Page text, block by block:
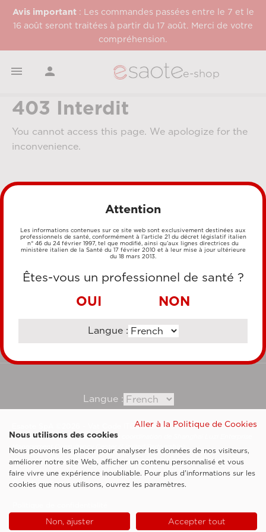
Avis important: Les commandes passées entre le 7 et le
16 août seront traitées à partir du 17 août. Merci de votre
compréhension.
  e-shop
403 Interdit
You cannot access this page. We apologize for the
inconvenience.
MÉTHODES DE PAIEMENT
VIREMENT BANCAIRE
Langue :
Esaote SpA ©2026 - Vat Code IT05131180969
Société soumise à la gestion et à la coordination de Shanghai Luzi Enterprise
Management Consultancy Center (Limited Partnership)
Clauses légales
Cookie Policy
Attention
Les informations contenues sur ce site web sont exclusivement destinées aux
professionnels de santé, conformément à l’article 21 du décret législatif italien
n° 46 du 24 février 1997, tel que modifié, ainsi qu’aux lignes directrices du
ministère italien de la Santé du 17 février 2010 et à leur mise à jour ultérieure
du 18 mars 2013.
Êtes-vous un professionnel de santé ?
OUI NON
Langue :
Aller à la Politique de Cookies
Nous utilisons des cookies
Nous pouvons les placer pour analyser les données de nos visiteurs,
améliorer notre site Web, afficher un contenu personnalisé et vous
faire vivre une expérience inoubliable. Pour plus d'informations sur les
cookies que nous utilisons, ouvrez les paramètres.
Non, ajuster Accepter tout